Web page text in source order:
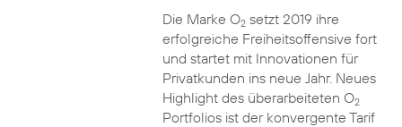
Die Marke O2setzt 2019 ihre
erfolgreiche Freiheitsoffensive fort
und startet mit Innovationen für
Privatkunden ins neue Jahr. Neues
Highlight des überarbeiteten O2
Portfolios ist der konvergente Tarif